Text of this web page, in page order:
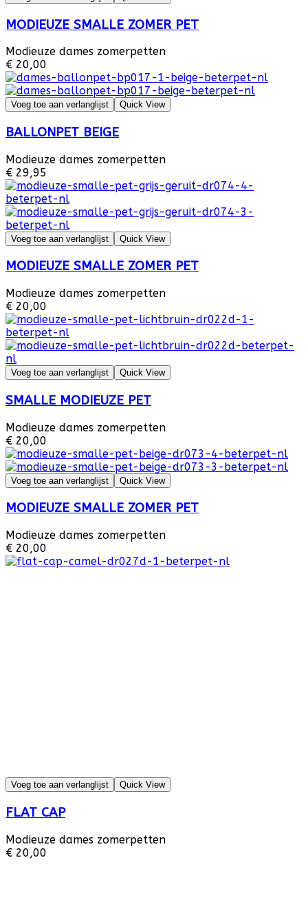
MODIEUZE SMALLE ZOMER PET
Modieuze dames zomerpetten
€ 20,00
Voeg toe aan verlanglijst Quick View
BALLONPET BEIGE
Modieuze dames zomerpetten
€ 29,95
Voeg toe aan verlanglijst Quick View
MODIEUZE SMALLE ZOMER PET
Modieuze dames zomerpetten
€ 20,00
Voeg toe aan verlanglijst Quick View
SMALLE MODIEUZE PET
Modieuze dames zomerpetten
€ 20,00
Voeg toe aan verlanglijst Quick View
MODIEUZE SMALLE ZOMER PET
Modieuze dames zomerpetten
€ 20,00
Voeg toe aan verlanglijst Quick View
FLAT CAP
Modieuze dames zomerpetten
€ 20,00